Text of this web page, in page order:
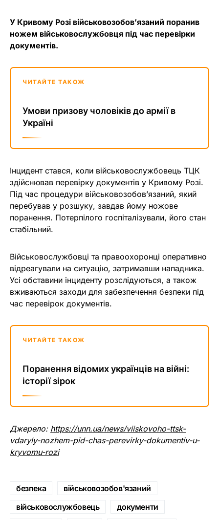
У Кривому Розі військовозобов’язаний поранив
ножем військовослужбовця під час перевірки
документів.
ЧИТАЙТЕ ТАКОЖ
Умови призову чоловіків до армії в
Україні
Інцидент стався, коли військовослужбовець ТЦК
здійснював перевірку документів у Кривому Розі.
Під час процедури військовозобов’язаний, який
перебував у розшуку, завдав йому ножове
поранення. Потерпілого госпіталізували, його стан
стабільний.
Військовослужбовці та правоохоронці оперативно
відреагували на ситуацію, затримавши нападника.
Усі обставини інциденту розслідуються, а також
вживаються заходи для забезпечення безпеки під
час перевірок документів.
ЧИТАЙТЕ ТАКОЖ
Поранення відомих українців на війні:
історії зірок
Джерело: https://unn.ua/news/viiskovoho-ttsk-
vdaryly-nozhem-pid-chas-perevirky-dokumentiv-u-
kryvomu-rozi
безпека
військовозобов'язаний
військовослужбовець
документи